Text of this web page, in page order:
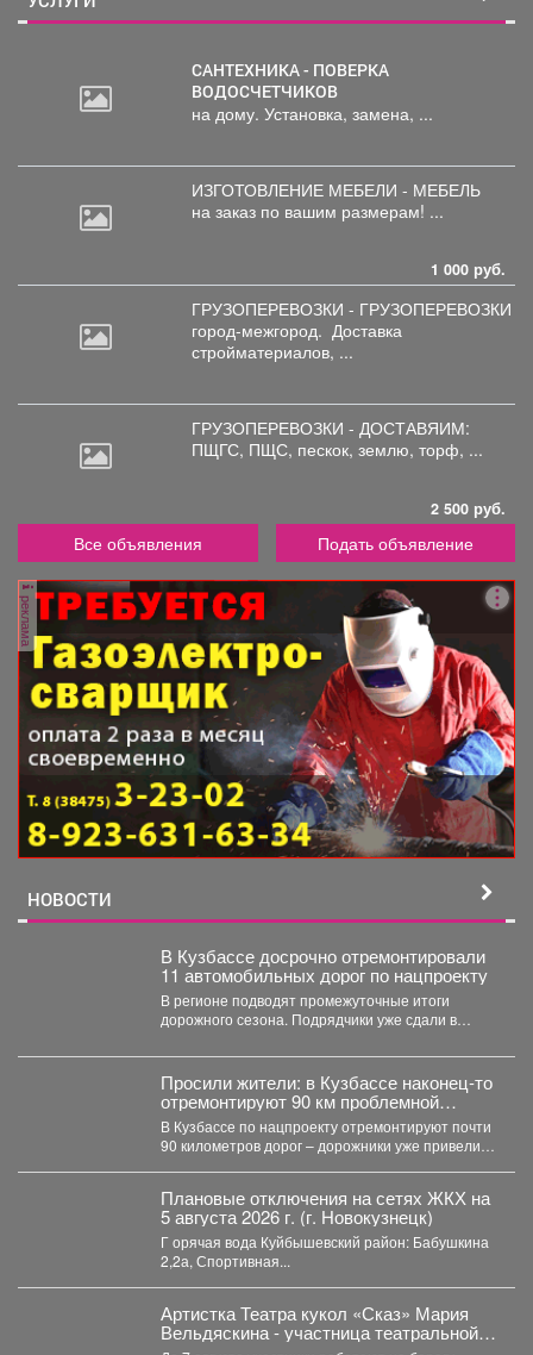
САНТЕХНИКА - ПОВЕРКА
ВОДОСЧЕТЧИКОВ
на дому. Установка, замена, ...
ИЗГОТОВЛЕНИЕ МЕБЕЛИ - МЕБЕЛЬ
на заказ по вашим размерам! ...
1 000 руб.
ГРУЗОПЕРЕВОЗКИ - ГРУЗОПЕРЕВОЗКИ
город-межгород. Доставка
стройматериалов, ...
ГРУЗОПЕРЕВОЗКИ - ДОСТАВЯИМ:
ПЩГС, ПЩС, пескок, землю, торф, ...
2 500 руб.
Все объявления Подать объявление
реклама
НОВОСТИ
В Кузбассе досрочно отремонтировали
11 автомобильных дорог по нацпроекту
В регионе подводят промежуточные итоги
дорожного сезона. Подрядчики уже сдали в
Просили жители: в Кузбассе наконец-то
отремонтируют 90 км проблемной
трассы
В Кузбассе по нацпроекту отремонтируют почти
90 километров дорог – дорожники уже привели в
Плановые отключения на сетях ЖКХ на
5 августа 2026 г. (г. Новокузнецк)
Г орячая вода Куйбышевский район: Бабушкина
2,2а, Спортивная...
Артистка Театра кукол «Сказ» Мария
Вельдяскина - участница театральной